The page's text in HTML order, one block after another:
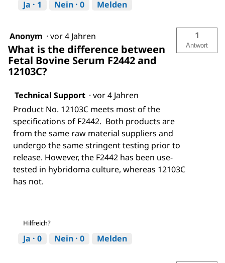
Ja · 1 Nein · 0 Melden
Anonym · vor 4 Jahren
What is the difference between
Fetal Bovine Serum F2442 and
12103C?
1
Antwort
Technical Support · vor 4 Jahren
Product No. 12103C meets most of the
specifications of F2442. Both products are
from the same raw material suppliers and
undergo the same stringent testing prior to
release. However, the F2442 has been use-
tested in hybridoma culture, whereas 12103C
has not.
Hilfreich?
Ja · 0 Nein · 0 Melden